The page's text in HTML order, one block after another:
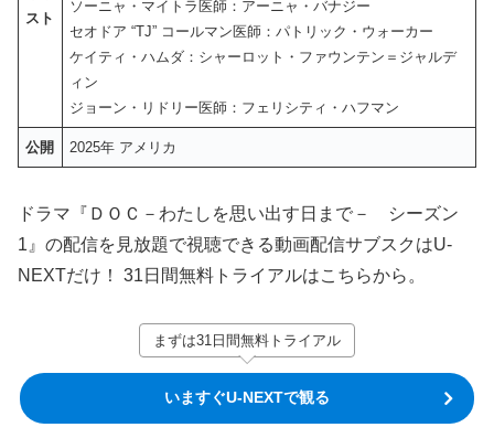
スト
ソーニャ・マイトラ医師：アーニャ・バナジー
セオドア “TJ” コールマン医師：パトリック・ウォーカー
ケイティ・ハムダ：シャーロット・ファウンテン＝ジャルデ
ィン
ジョーン・リドリー医師：フェリシティ・ハフマン
公開 2025年 アメリカ
ドラマ『ＤＯＣ－わたしを思い出す日まで－ シーズン
1』の配信を見放題で視聴できる動画配信サブスクはU-
NEXTだけ！ 31日間無料トライアルはこちらから。
まずは31日間無料トライアル
いますぐU-NEXTで観る